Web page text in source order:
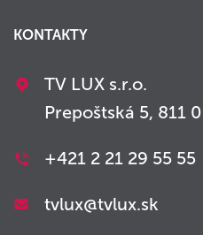
KONTAKTY
TV LUX s.r.o.
Prepoštská 5, 811
+421 2 21 29 55 55
tvlux@tvlux.sk